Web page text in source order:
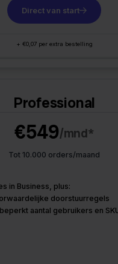
Direct van start
+ €0,07 per extra bestelling
Professional
€549/mnd*
Tot 10.000 orders/maand
in Business, plus:
doorstuurregels
aantal gebruikers en